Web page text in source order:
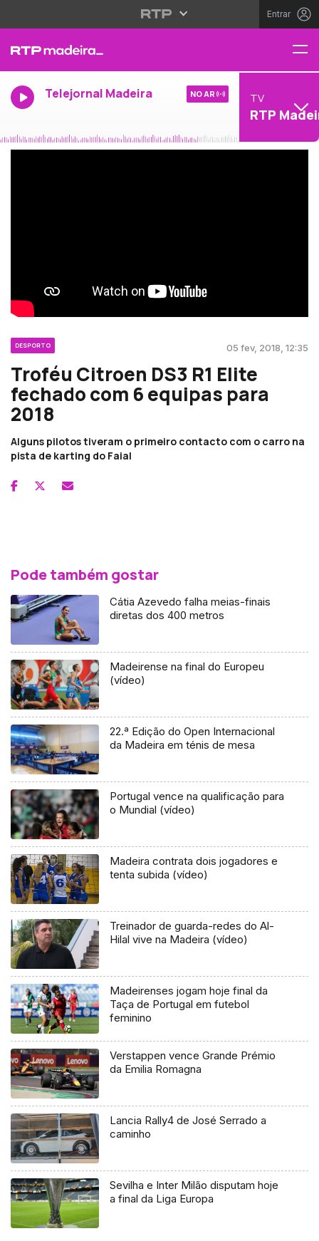
Entrar
Telejornal Madeira NO AR TV
RTP
DESPORTO 05 fev, 2018, 12:35
Troféu Citroen DS3 R1 Elite
fechado com 6 equipas para
2018
Alguns pilotos tiveram o primeiro contacto com o carro na
pista de karting do Faial
Pode também gostar
Cátia Azevedo falha meias-finais
diretas dos 400 metros
Madeirense na final do Europeu
(vídeo)
22.ª Edição do Open Internacional
da Madeira em ténis de mesa
Portugal vence na qualificação para
o Mundial (vídeo)
Madeira contrata dois jogadores e
tenta subida (vídeo)
Treinador de guarda-redes do Al-
Hilal vive na Madeira (vídeo)
Madeirenses jogam hoje final da
Taça de Portugal em futebol
feminino
Verstappen vence Grande Prémio
da Emilia Romagna
Lancia Rally4 de José Serrado a
caminho
Sevilha e Inter Milão disputam hoje
a final da Liga Europa